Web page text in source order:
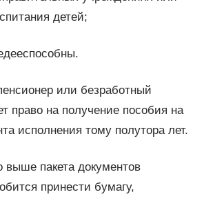
детей;
или безработный
право на получение пособия на
исполнения тому полутора лет.
выше пакета документов
принести бумагу,